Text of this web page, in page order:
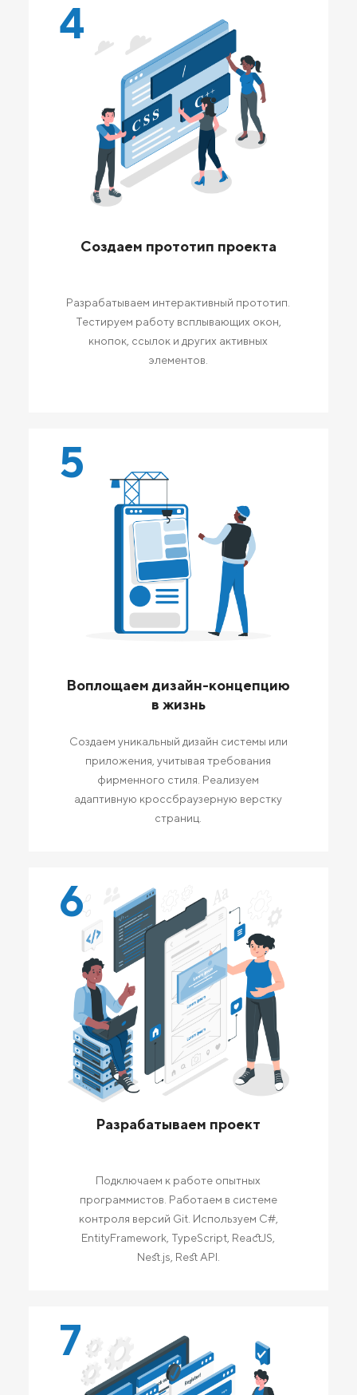
4
Создаем прототип проекта
Разрабатываем интерактивный прототип.
Тестируем работу всплывающих окон,
кнопок, ссылок и других активных
элементов.
5
Воплощаем дизайн-концепцию
в жизнь
Создаем уникальный дизайн системы или
приложения, учитывая требования
фирменного стиля. Реализуем
адаптивную кроссбраузерную верстку
страниц.
6
Разрабатываем проект
Подключаем к работе опытных
программистов. Работаем в системе
контроля версий Git. Используем C#,
EntityFramework, TypeScript, ReactJS,
Nest.js, Rest API.
7